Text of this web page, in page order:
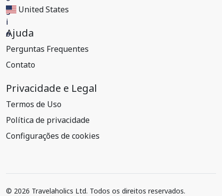
United States
Ajuda
Perguntas Frequentes
Contato
Privacidade e Legal
Termos de Uso
Política de privacidade
Configurações de cookies
© 2026 Travelaholics Ltd. Todos os direitos reservados.